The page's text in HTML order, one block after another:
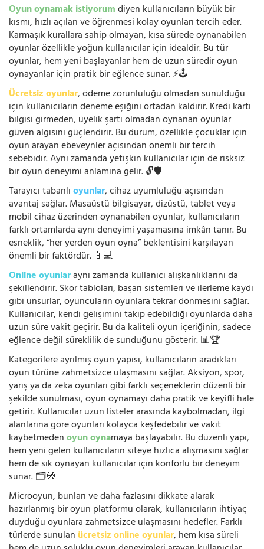
Oyun oynamak istiyorumdiyen kullanıcıların büyük bir
kısmı, hızlı açılan ve öğrenmesi kolay oyunları tercih eder.
Karmaşık kurallara sahip olmayan, kısa sürede oynanabilen
oyunlar özellikle yoğun kullanıcılar için idealdir. Bu tür
oyunlar, hem yeni başlayanlar hem de uzun süredir oyun
oynayanlar için pratik bir eğlence sunar. ⚡🕹️
Ücretsiz oyunlar, ödeme zorunluluğu olmadan sunulduğu
için kullanıcıların deneme eşiğini ortadan kaldırır. Kredi kartı
bilgisi girmeden, üyelik şartı olmadan oynanan oyunlar
güven algısını güçlendirir. Bu durum, özellikle çocuklar için
oyun arayan ebeveynler açısından önemli bir tercih
sebebidir. Aynı zamanda yetişkin kullanıcılar için de risksiz
bir oyun deneyimi anlamına gelir. 🔓🛡️
Tarayıcı tabanlıoyunlar, cihaz uyumluluğu açısından
avantaj sağlar. Masaüstü bilgisayar, dizüstü, tablet veya
mobil cihaz üzerinden oynanabilen oyunlar, kullanıcıların
farklı ortamlarda aynı deneyimi yaşamasına imkân tanır. Bu
esneklik, “her yerden oyun oyna” beklentisini karşılayan
önemli bir faktördür. 📱💻
Online oyunlaraynı zamanda kullanıcı alışkanlıklarını da
şekillendirir. Skor tabloları, başarı sistemleri ve ilerleme kaydı
gibi unsurlar, oyuncuların oyunlara tekrar dönmesini sağlar.
Kullanıcılar, kendi gelişimini takip edebildiği oyunlarda daha
uzun süre vakit geçirir. Bu da kaliteli oyun içeriğinin, sadece
eğlence değil süreklilik de sunduğunu gösterir. 📊🏆
Kategorilere ayrılmış oyun yapısı, kullanıcıların aradıkları
oyun türüne zahmetsizce ulaşmasını sağlar. Aksiyon, spor,
yarış ya da zeka oyunları gibi farklı seçeneklerin düzenli bir
şekilde sunulması, oyun oynamayı daha pratik ve keyifli hale
getirir. Kullanıcılar uzun listeler arasında kaybolmadan, ilgi
alanlarına göre oyunları kolayca keşfedebilir ve vakit
kaybetmedenoyun oynamaya başlayabilir. Bu düzenli yapı,
hem yeni gelen kullanıcıların siteye hızlıca alışmasını sağlar
hem de sık oynayan kullanıcılar için konforlu bir deneyim
sunar. 🗂️🧭
Microoyun, bunları ve daha fazlasını dikkate alarak
hazırlanmış bir oyun platformu olarak, kullanıcıların ihtiyaç
duyduğu oyunlara zahmetsizce ulaşmasını hedefler. Farklı
türlerde sunulan ücretsiz online oyunlar, hem kısa süreli